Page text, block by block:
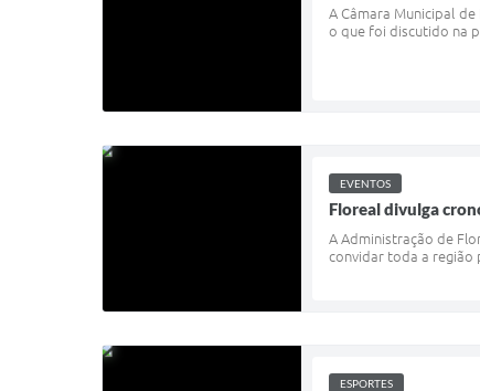
A Câmara Municipal
o que foi discutido na
EVENTOS
Floreal divulga
A Administração de
convidar toda a região
ESPORTES